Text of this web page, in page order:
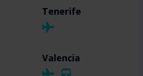
Tenerife
Valencia